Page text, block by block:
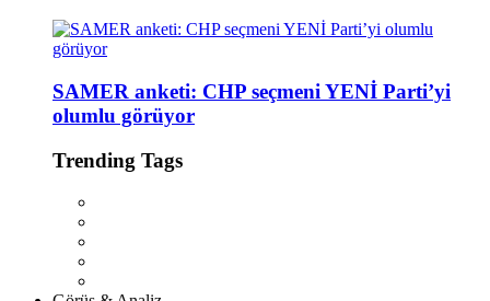
SAMER anketi: CHP seçmeni YENİ Parti’yi
olumlu görüyor
Trending Tags